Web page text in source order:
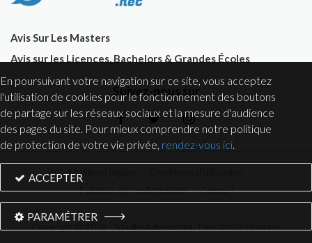
Avis Sur Les Masters
Avis sur les Licences, Bachelors & Grandes Écoles
Suivez-nous sur
Mentions légales
Politique de confidentialité
Contact
En poursuivant votre navigation sur ce site, vous acceptez
l'utilisation de cookies pour le fonctionnement des boutons
de partage sur les réseaux sociaux et la mesure d'audience
des pages du site. Pour mieux comprendre notre politique
de protection de votre vie privée, rendez-vous ici.
ACCEPTER
PARAMÉTRER